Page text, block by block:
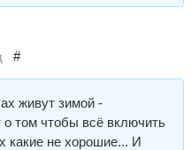
#
живут зимой -
том чтобы всё включить
какие не хорошие... И